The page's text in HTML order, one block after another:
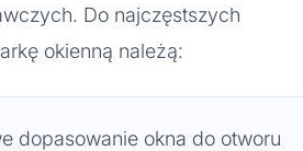
Do najczęstszych
okienną należą:
dopasowanie okna do otworu